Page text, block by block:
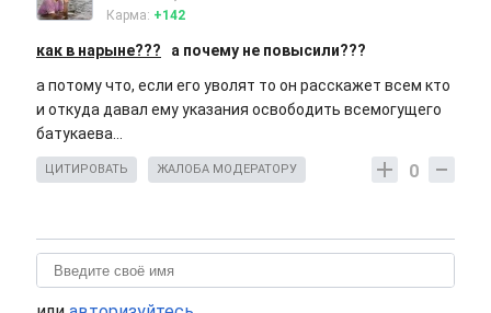
Карма: +142
как в нарыне??? а почему не повысили???
а потому что, если его уволят то он расскажет всем кто
и откуда давал ему указания освободить всемогущего
батукаева...
0
ЦИТИРОВАТЬ ЖАЛОБА МОДЕРАТОРУ